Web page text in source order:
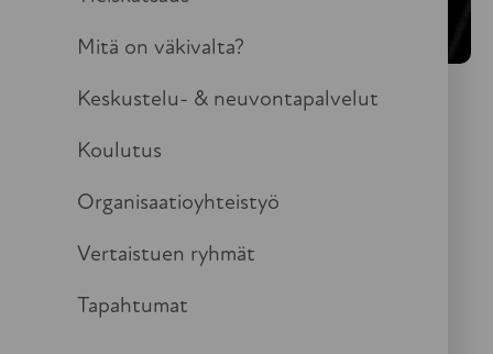
Mitä on väkivalta?
Keskustelu- & neuvontapalvelut
Koulutus
Organisaatioyhteistyö
Vertaistuen ryhmät
Tapahtumat
Kansainvälisen ikääntyneisiin
kohdistuvan kaltoinkohtelun
vastaisen päivän tapahtuma
KÄTKETYT ÄÄNET -
TAPAHTUMIA USEALLA